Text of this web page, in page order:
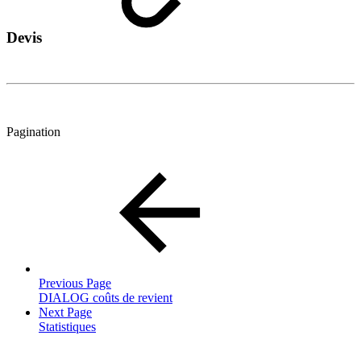
Devis
Pagination
Previous Page
DIALOG coûts de revient
Next Page
Statistiques